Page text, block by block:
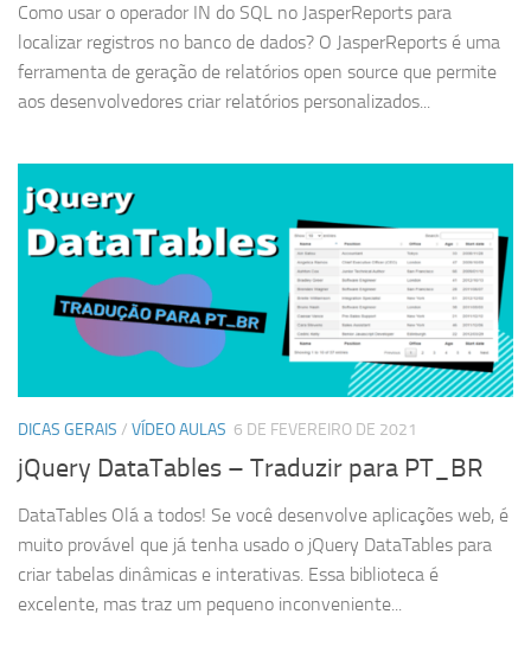
Como usar o operador IN do SQL no JasperReports para
localizar registros no banco de dados? O JasperReports é uma
ferramenta de geração de relatórios open source que permite
aos desenvolvedores criar relatórios personalizados...
DICAS GERAIS / VÍDEO AULAS 6 DE FEVEREIRO DE 2021
jQuery DataTables – Traduzir para PT_BR
DataTables Olá a todos! Se você desenvolve aplicações web, é
muito provável que já tenha usado o jQuery DataTables para
criar tabelas dinâmicas e interativas. Essa biblioteca é
excelente, mas traz um pequeno inconveniente...